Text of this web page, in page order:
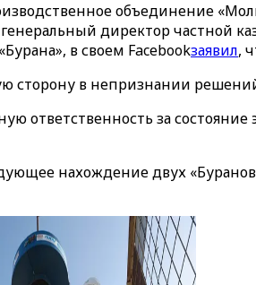
объединение
генеральный директор частной
в своем Facebookзаявил,
сторону в непризнании
ответственность за
нахождение двух